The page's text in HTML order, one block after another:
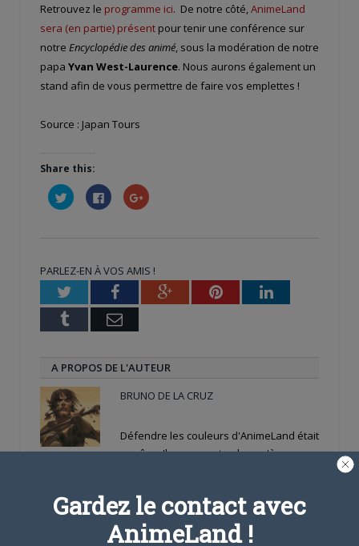
Retrouvez le programme ici. De notre côté,AnimeLand
sera (en partie) présent pour tenir une conférence sur
notre Encyclopédie des animé, sous la modération de notre
papa Yvan West-Laurence. Nous aurons également un
stand afin de vous permettre de faire vos emplettes !
Source : Japan Tours
Share this:
Cliquez
pour
partager
fenêtre)
Cliquez
pour
partager
fenêtre)
Cliquez
pour
nouvelle
fenêtre)
PARLEZ-EN À VOS AMIS !
TwitterFacebookGoogle+PinterestLinkedIn
Tumblr Email
A PROPOS DE L'AUTEUR
BRUNO DE LA CRUZ
Défendre les couleurs d'AnimeLand était
un rêve. Il ne me reste plus qu'à
ARTICLES LIÉS
Gardez le contact avec
AnimeLand !